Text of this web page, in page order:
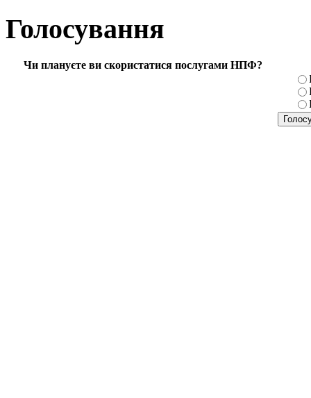
Голосування
Чи плануєте ви скористатися послугами НПФ?